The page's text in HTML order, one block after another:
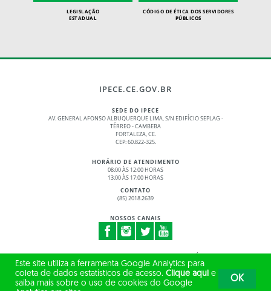
LEGISLAÇÃO
ESTADUAL
CÓDIGO DE ÉTICA DOS SERVIDORES
PÚBLICOS
IPECE.CE.GOV.BR
SEDE DO IPECE
AV. GENERAL AFONSO ALBUQUERQUE LIMA, S/N EDIFÍCIO SEPLAG -
TÉRREO - CAMBEBA
FORTALEZA, CE.
CEP: 60.822-325.
HORÁRIO DE ATENDIMENTO
08:00 ÀS 12:00 HORAS
13:00 ÀS 17:00 HORAS
CONTATO
(85) 2018.2639
NOSSOS CANAIS
© 2017 - 2026 – GOVERNO DO ESTADO DO CEARÁ
TODOS OS DIREITOS RESERVADOS
Este site utiliza a ferramenta Google Analytics para
coleta de dados estatísticos de acesso. Clique aqui e
saiba mais sobre o uso de cookies do Google
OK